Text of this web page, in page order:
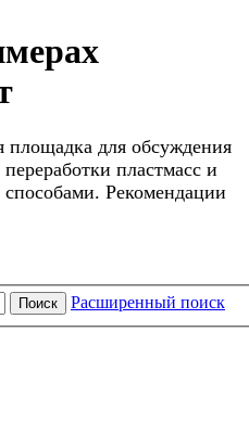
площадка для обсуждения
пластмасс и
Рекомендации
Поиск Расширенный поиск